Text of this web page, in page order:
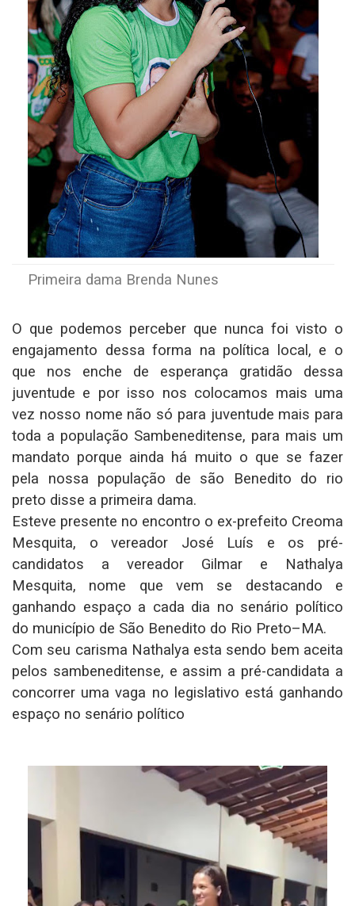
Primeira dama Brenda Nunes
O que podemos perceber que nunca foi visto o
engajamento dessa forma na política local, e o
que nos enche de esperança gratidão dessa
juventude e por isso nos colocamos mais uma
vez nosso nome não só para juventude mais para
toda a população Sambeneditense, para mais um
mandato porque ainda há muito o que se fazer
pela nossa população de são Benedito do rio
preto disse a primeira dama.
Esteve presente no encontro o ex-prefeito Creoma
Mesquita, o vereador José Luís e os pré-
candidatos a vereador Gilmar e Nathalya
Mesquita, nome que vem se destacando e
ganhando espaço a cada dia no senário político
do município de São Benedito do Rio Preto–MA.
Com seu carisma Nathalya esta sendo bem aceita
pelos sambeneditense, e assim a pré-candidata a
concorrer uma vaga no legislativo está ganhando
espaço no senário político